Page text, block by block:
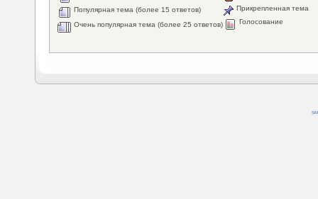
Популярная тема (более 15 ответов)
Очень популярная тема (более 25 ответов)
Прикрепленная тема
Голосование